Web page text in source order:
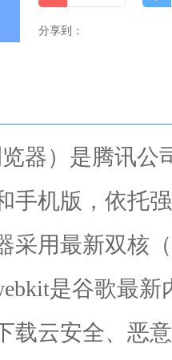
分享到：
器）是腾讯
手机版，依托
采用最新双核（
是谷歌最新
载云安全、恶